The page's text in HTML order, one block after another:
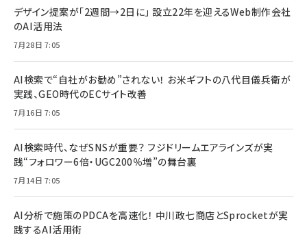
デザイン提案が「2週間→2日に」 設立22年を迎えるWeb制作会社
のAI活用法
7月28日 7:05
AI検索で“自社がお勧め”されない！ お米ギフトの八代目儀兵衛が
実践、GEO時代のECサイト改善
7月16日 7:05
AI検索時代、なぜSNSが重要？ フジドリームエアラインズが実
践“フォロワー6倍・UGC200％増”の舞台裏
7月14日 7:05
AI分析で施策のPDCAを高速化！ 中川政七商店とSprocketが実
践するAI活用術